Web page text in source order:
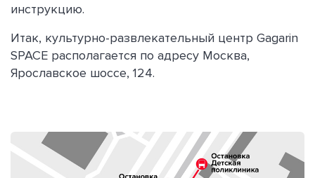
инструкцию.
Итак, культурно-развлекательный центр Gagarin
SPACE располагается по адресу Москва,
Ярославское шоссе, 124.